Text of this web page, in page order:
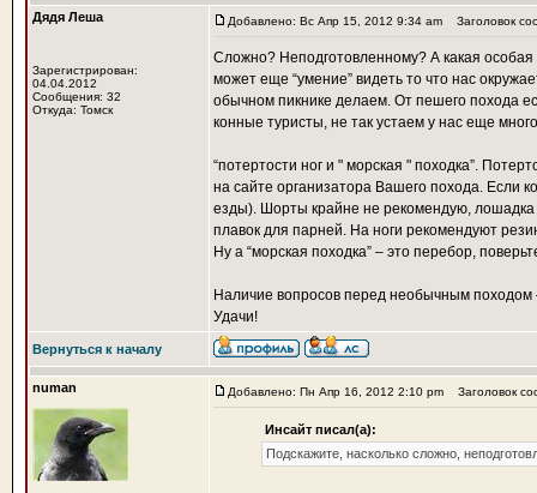
Дядя Леша
Зарегистрирован:
04.04.2012
Сообщения: 32
Откуда: Томск
Добавлено: Вс Апр 15, 2012 9:34 am Заголовок
Сложно? Неподготовленному? А какая особая
может еще “умение” видеть то что нас
обычном пикнике делаем. От пешего похода
конные туристы, не так устаем у нас еще
“потертости ног и " морская " походка”.
на сайте организатора Вашего похода. Если
езды). Шорты крайне не рекомендую, лошадка
плавок для парней. На ноги рекомендуют
Ну а “морская походка” – это перебор,
Наличие вопросов перед необычным
Удачи!
Вернуться к началу
numan Добавлено: Пн Апр 16, 2012 2:10 pm Заголовок
Инсайт писал(а):
Подскажите, насколько сложно,